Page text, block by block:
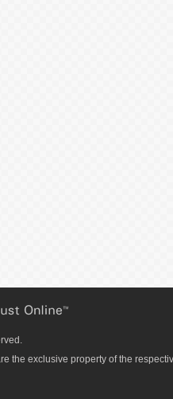
the exclusive property of the